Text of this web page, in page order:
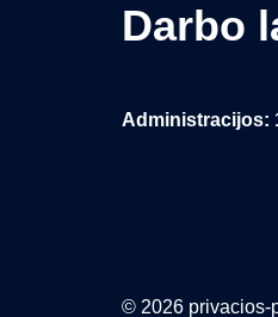
Darbo
Administracijos:
© 2026 privacios-